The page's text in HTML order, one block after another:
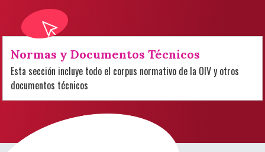
Normas y Documentos Técnicos
Esta sección incluye todo el corpus normativo de la OIV y otros
documentos técnicos